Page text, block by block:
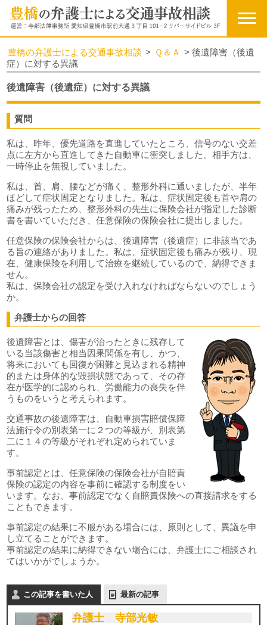
豊橋の弁護士による交通事故相談 > Ｑ＆Ａ >後遺障害（後遺
症）に対する異議
後遺障害（後遺症）に対する異議
質問
私は、昨年、優先道路を直進していたところ、信号のない交差
点に左方から直進してきた自動車に衝突しました。相手方は、
一時停止を無視していました。
私は、首、肩、腰などが痛く、整形外科に通いましたが、半年
ほどして症状固定となりました。私は、症状固定後も首や肩の
痛みが残ったため、整形外科の先生に保険会社が指定した診断
書を書いていただき、任意保険の保険会社に提出しました。
任意保険の保険会社からは、後遺障害（後遺症）に非該当であ
る旨の連絡がありました。私は、症状固定後も痛みが残り、現
在、健康保険を利用して治療を継続しているので、納得できま
せん。
私は、保険会社の認定を受け入れなければならないのでしょう
か。
弁護士からの回答
後遺障害とは、傷害が治ったときに残存して
いる当該傷害と相当因果関係を有し、かつ、
将来においても回復が困難と見込まれる精神
的または身体的な毀損状態であって、その存
在が医学的に認められ、労働能力の喪失を伴
うものをいうと考えられます。
交通事故の後遺障害は、自動車損害賠償保障
法施行令の別表第一に２つの等級が、別表第
二に１４の等級がそれぞれ定められていま
す。
事前認定とは、任意保険の保険会社が自賠責
保険の認定の内容を事前に確認する制度をい
います。なお、事前認定でなく自賠責保険への直接請求をする
こともできます。
事前認定の結果に不服がある場合には、原則として、異議を申
し立てることができます。
事前認定の結果に納得できない場合には、弁護士にご相談され
てはいかがでしょうか。
この記事を書いた人 最新の記事
弁護士 寺部光敏